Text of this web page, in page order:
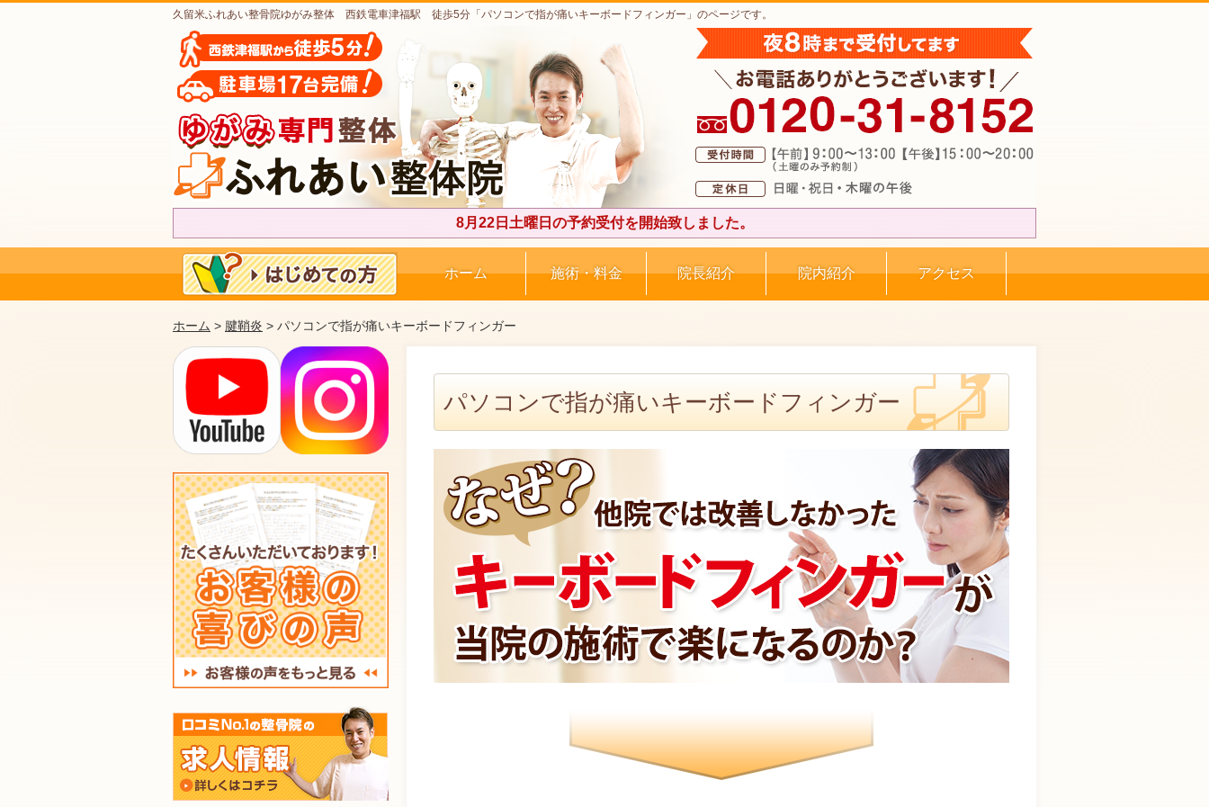
久留米ふれあい整骨院ゆがみ整体 西鉄電車津福駅 徒歩5分「パソコンで指が痛いキーボードフィンガー」のページです。
8月22日土曜日の予約受付を開始致しました。
ホーム 施術・料金 院長紹介 院内紹介 アクセス
ホーム > 腱鞘炎 > パソコンで指が痛いキーボードフィンガー
パソコンで指が痛いキーボードフィンガー